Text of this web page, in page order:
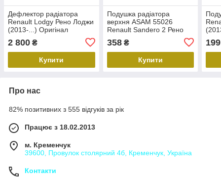
Дефлектор радіатора
Renault Lodgy Рено Лоджи
(2013-...) Оригінал
2 800 ₴
Купити
Подушка радіатора
верхня ASAM 55026
Renault Sandero 2 Рено
Оригінальний номер:
215060007R
358₴
Купити
199
Про нас
82% позитивних з 555 відгуків за рік
Працює з 18.02.2013
м. Кременчук
39600, Провулок столярний 4б, Кременчук, Україна
Контакти